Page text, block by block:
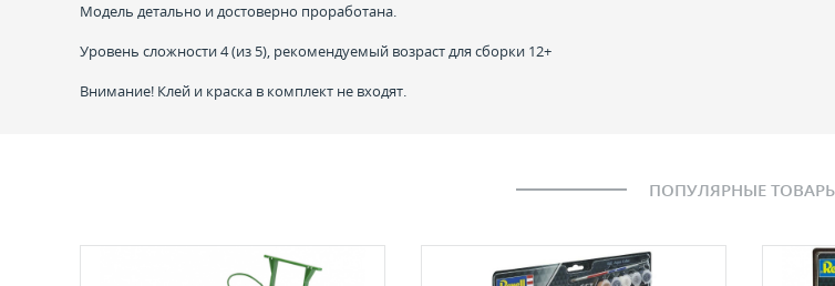
Модель детально и достоверно проработана.
Уровень сложности 4 (из 5), рекомендуемый возраст для сборки 12+
Внимание! Клей и краска в комплект не входят.
ПОПУЛЯРНЫЕ